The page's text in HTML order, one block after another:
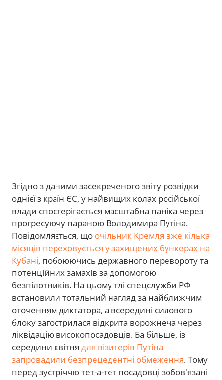
Згідно з даними засекреченого звіту розвідки
однієї з країн ЄС, у найвищих колах російської
влади спостерігається масштабна паніка через
прогресуючу параною Володимира Путіна.
Повідомляється, що очільник Кремля вже кілька
місяців переховується у захищених бункерах на
Кубані, побоюючись державного перевороту та
потенційних замахів за допомогою
безпілотників. На цьому тлі спецслужби РФ
встановили тотальний нагляд за найближчим
оточенням диктатора, а всередині силового
блоку загострилася відкрита ворожнеча через
ліквідацію високопосадовців. Ба більше, із
середини квітня для візитерів Путіна
запровадили безпрецедентні обмеження. Тому
перед зустріччю тет-а-тет посадовці зобов'язані